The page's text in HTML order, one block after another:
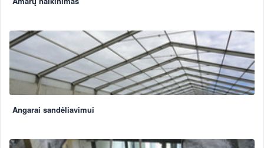
Angarai sandėliavimui